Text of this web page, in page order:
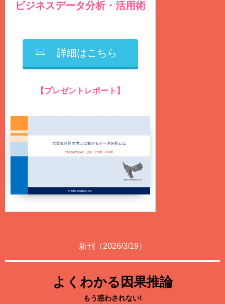
ビジネスデータ分析・活用術
詳細はこちら
【プレゼントレポート】
新刊（2026/3/19）
よくわかる因果推論
もう惑わされない!